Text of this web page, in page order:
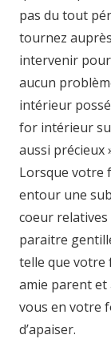
pas du tout
tournez
intervenir pour
aucun
intérieur
for intérieur
aussi précieux
Lorsque votre
entour une
coeur
paraitre
telle que
amie parent et
vous en votre
d’apaiser.